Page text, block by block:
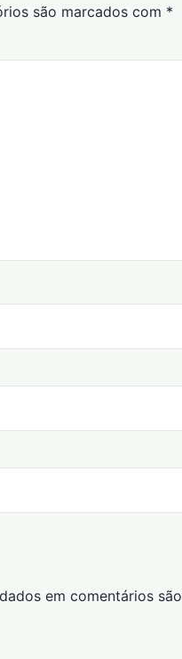
são marcados com *
em comentários são